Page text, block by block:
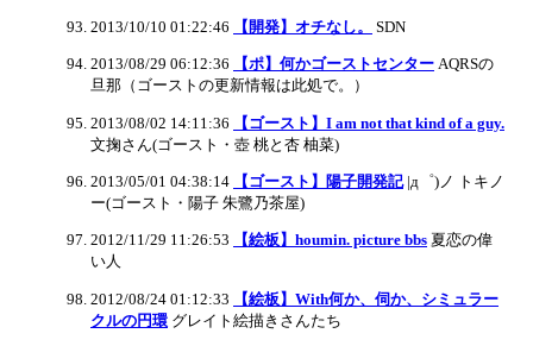
2013/10/10 01:22:46 【開発】オチなし。 SDN
2013/08/29 06:12:36 【ポ】何かゴーストセンター AQRSの
旦那（ゴーストの更新情報は此処で。）
2013/08/02 14:11:36
【ゴースト】I am not that kind of a guy.
文掬さん(ゴースト・壺 桃と杏 柚菜)
2013/05/01 04:38:14 【ゴースト】陽子開発記 |д゜)ノ トキノ
ー(ゴースト・陽子 朱鷺乃茶屋)
2012/11/29 11:26:53 【絵板】houmin. picture bbs 夏恋の偉
い人
2012/08/24 01:12:33
【絵板】With何か、伺か、シミュラー
クルの円環 グレイト絵描きさんたち